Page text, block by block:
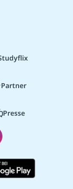
Partner
Presse